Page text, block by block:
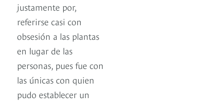
justamente por,
referirse casi con
obsesión a las plantas
en lugar de las
personas, pues fue con
las únicas con quien
pudo establecer un